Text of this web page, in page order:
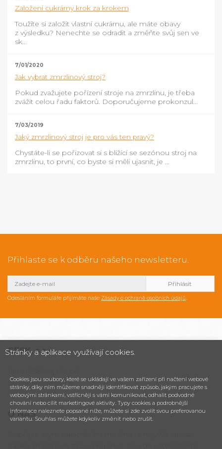
Založení cukrárny krok za krokem
Toužíte si založit vlastní cukrárnu, ale máte obavy
z výsledku? Nenechte se odradit a změňte svůj sen ve
sk...
7/01/2020
Jak vybrat zmrzlinový stroj?
Pokud zvažujete pořízení stroje na zmrzlinu, je třeba
zvážit celou řadu faktorů. Doporučujeme prokonzul...
7/03/2019
Jaký zmrzlinový stroj je pro vás ten pravý?
Chystáte-li se pořizovat si s blížící se sezónou stroj na
zmrzlinu, to první, co byste si měli ujasnit, je ...
Přihlaste se k odběru našeho newsletteru.
Odesláním formuláře přijímáte naše Zásady o ochraně osobních údajů.
CESK,s.r.o.
Brno - Maloměřice
Česká republika
O NÁS
Stránky a aplikace využívají cookies.
Cookies jsou soubory, které se ukládají ve vašem zařízení při načtení webové
stránky, díky nim můžeme snadněji identifikovat způsob, jakým pracujete s
webovými stránkami, vstřícněji s vámi komunikovat, odhalit podvodné
chování nebo cílit marketingové aktivity. Typy cookies a podrobnější
informace naleznete popsané níže, můžete si zde zvolit svou preferovanou
variantu. Souhlas můžete kdykoliv změnit nebo zrušit.